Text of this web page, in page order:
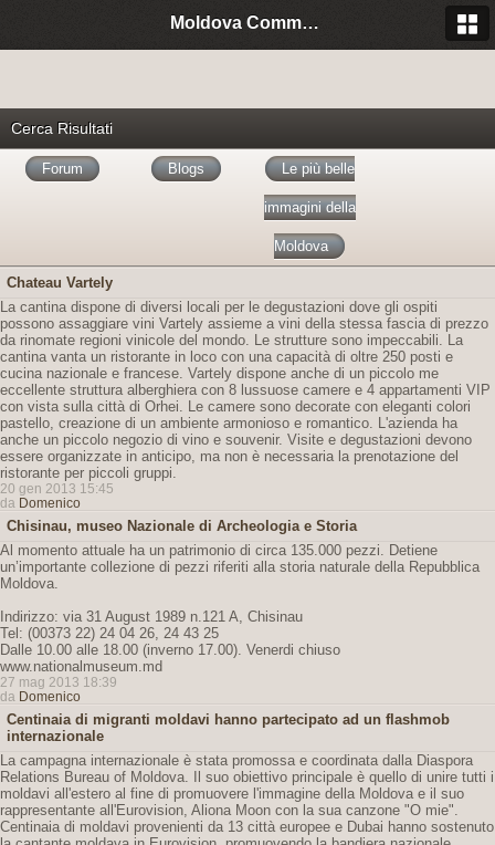
Moldova Community Italia
Cerca Risultati
Forum Blogs Le più belle
immagini della
Moldova
Chateau Vartely
La cantina dispone di diversi locali per le degustazioni dove gli ospiti
possono assaggiare vini Vartely assieme a vini della stessa fascia di prezzo
da rinomate regioni vinicole del mondo. Le strutture sono impeccabili. La
cantina vanta un ristorante in loco con una capacità di oltre 250 posti e
cucina nazionale e francese. Vartely dispone anche di un piccolo me
eccellente struttura alberghiera con 8 lussuose camere e 4 appartamenti VIP
con vista sulla città di Orhei. Le camere sono decorate con eleganti colori
pastello, creazione di un ambiente armonioso e romantico. L'azienda ha
anche un piccolo negozio di vino e souvenir. Visite e degustazioni devono
essere organizzate in anticipo, ma non è necessaria la prenotazione del
ristorante per piccoli gruppi.
20 gen 2013 15:45
da Domenico
Chisinau, museo Nazionale di Archeologia e Storia
Al momento attuale ha un patrimonio di circa 135.000 pezzi. Detiene
un’importante collezione di pezzi riferiti alla storia naturale della Repubblica
Moldova.
Indirizzo: via 31 August 1989 n.121 A, Chisinau
Tel: (00373 22) 24 04 26, 24 43 25
Dalle 10.00 alle 18.00 (inverno 17.00). Venerdi chiuso
www.nationalmuseum.md
27 mag 2013 18:39
da Domenico
Centinaia di migranti moldavi hanno partecipato ad un flashmob
internazionale
La campagna internazionale è stata promossa e coordinata dalla Diaspora
Relations Bureau of Moldova. Il suo obiettivo principale è quello di unire tutti i
moldavi all'estero al fine di promuovere l'immagine della Moldova e il suo
rappresentante all'Eurovision, Aliona Moon con la sua canzone "O mie".
Centinaia di moldavi provenienti da 13 città europee e Dubai hanno sostenuto